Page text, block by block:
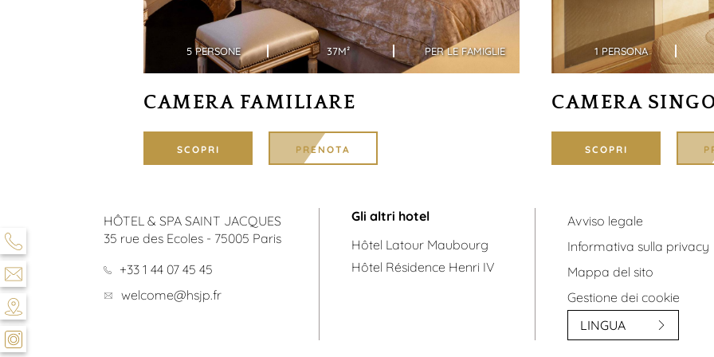
5 PERSONE 37M² PER LE FAMIGLIE
CAMERA FAMILIARE
SCOPRI PRENOTA
1 PERSONA
CAMERA
SCOPRI
HÔTEL & SPA SAINT JACQUES
35 rue des Ecoles- 75005 Paris
+33 1 44 07 45 45
welcome@hsjp.fr
Gli altri hotel
Hôtel Latour Maubourg
Hôtel Résidence Henri IV
Avviso legale
Informativa sulla privacy
Mappa del sito
Gestione dei cookie
LINGUA